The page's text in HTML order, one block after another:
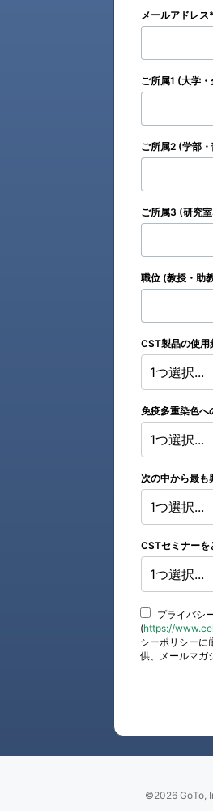
メールアドレス
ご所属1 (大学
ご所属2 (学部
ご所属3 (研究
職位 (教授・助
CST製品の使用
1つ選択...
免疫多重染色へ
1つ選択...
次の中から最も
1つ選択...
CSTセミナーを
1つ選択...
プライバシ
(https://
シーポリシーに
供、メールマガ
©2026 GoTo,